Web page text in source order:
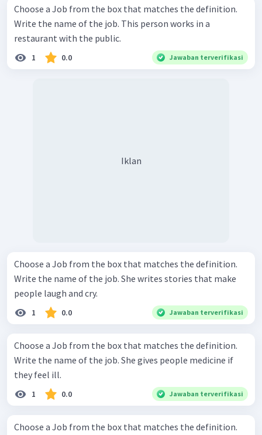
Choose a Job from the box that matches the definition.
Write the name of the job. This person works in a
restaurant with the public.
1 0.0 Jawaban terverifikasi
Iklan
Choose a Job from the box that matches the definition.
Write the name of the job. She writes stories that make
people laugh and cry.
1 0.0 Jawaban terverifikasi
Choose a Job from the box that matches the definition.
Write the name of the job. She gives people medicine if
they feel ill.
1 0.0 Jawaban terverifikasi
Choose a Job from the box that matches the definition.